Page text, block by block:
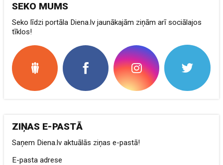
SEKO MUMS
Seko līdzi portāla Diena.lv jaunākajām ziņām arī sociālajos
tīklos!
ZIŅAS E-PASTĀ
Saņem Diena.lv aktuālās ziņas e-pastā!
E-pasta adrese